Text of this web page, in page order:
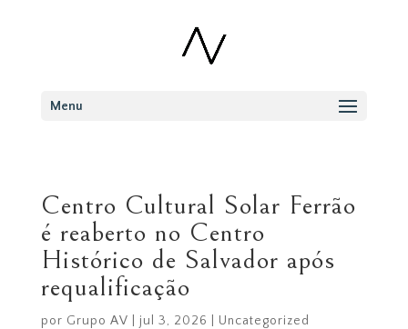
Menu
Centro Cultural Solar Ferrão
é reaberto no Centro
Histórico de Salvador após
requalificação
por Grupo AV jul 3, 2026 Uncategorized